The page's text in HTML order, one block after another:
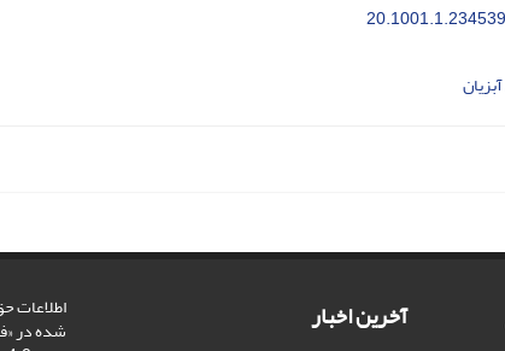
آخرین اخبار اطلاعات
شده در